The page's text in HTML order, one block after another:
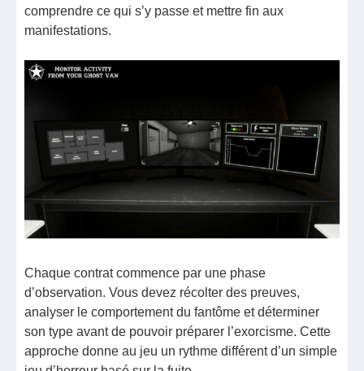
comprendre ce qui s’y passe et mettre fin aux
manifestations.
Chaque contrat commence par une phase
d’observation. Vous devez récolter des preuves,
analyser le comportement du fantôme et déterminer
son type avant de pouvoir préparer l’exorcisme. Cette
approche donne au jeu un rythme différent d’un simple